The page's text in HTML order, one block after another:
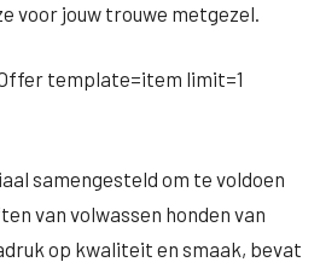
voor jouw trouwe metgezel.
template=item limit=1
samengesteld om te voldoen
van volwassen honden van
op kwaliteit en smaak, bevat